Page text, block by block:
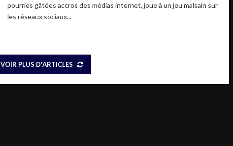
pourries gâtées accros des médias internet, joue à un jeu malsain sur
les réseaux sociaux...
VOIR PLUS D'ARTICLES